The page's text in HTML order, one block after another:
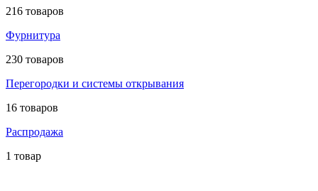
216 товаров
Фурнитура
230 товаров
Перегородки и системы открывания
16 товаров
Распродажа
1 товар